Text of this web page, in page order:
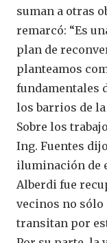
suman a otras
remarcó: “Es
plan de
planteamos
fundamentales
los barrios de la
Sobre los
Ing. Fuentes
iluminación de
Alberdi fue
vecinos no sólo
transitan por